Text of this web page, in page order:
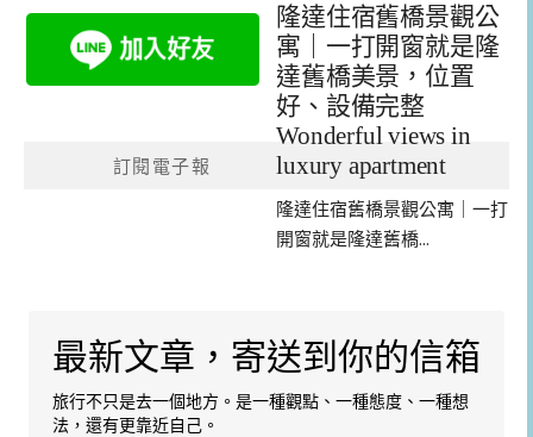
隆達住宿舊橋景觀公
寓｜一打開窗就是隆
達舊橋美景，位置
好、設備完整
Wonderful views in
luxury apartment
隆達住宿舊橋景觀公寓｜一打
開窗就是隆達舊橋...
訂閱電子報
最新文章，寄送到你的信箱
旅行不只是去一個地方。是一種觀點、一種態度、一種想
法，還有更靠近自己。